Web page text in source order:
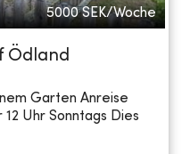
5000 SEK/Woche
Ödland
Garten Anreise
Uhr Sonntags Dies